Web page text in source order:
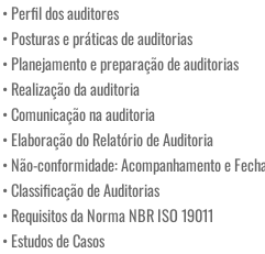
• Perfil dos auditores
• Posturas e práticas de auditorias
• Planejamento e preparação de auditorias
• Realização da auditoria
• Comunicação na auditoria
• Elaboração do Relatório de Auditoria
• Não-conformidade: Acompanhamento e
• Classificação de Auditorias
• Requisitos da Norma NBR ISO 19011
• Estudos de Casos